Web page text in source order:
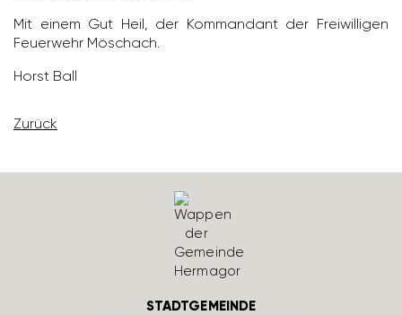
Mit einem Gut Heil, der Komman­dant der Frei­wil­ligen
Feuer­wehr Möschach.
Horst Ball
Zurück
STADTGEMEINDE